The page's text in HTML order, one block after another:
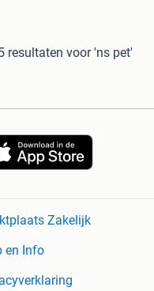
resultaten voor 'ns pet'
Zakelijk
en Info